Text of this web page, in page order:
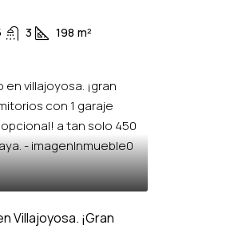
3 198 m²
Villajoyosa. ¡Gran